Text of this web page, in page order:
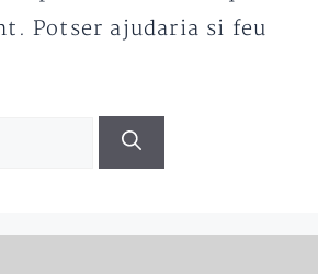
Potser ajudaria si feu